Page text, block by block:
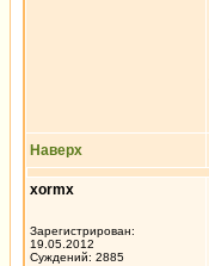
Наверх
xormx
Зарегистрирован:
19.05.2012
Суждений: 2885